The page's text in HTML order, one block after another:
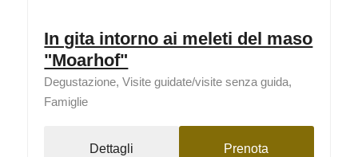
In gita intorno ai meleti del maso
"Moarhof"
Degustazione, Visite guidate/visite senza guida,
Famiglie
Dettagli Prenota